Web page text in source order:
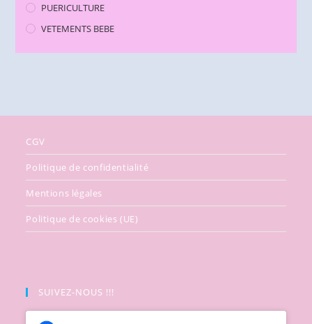
PUERICULTURE
VETEMENTS BEBE
CGV
Politique de confidentialité
Mentions légales
Politique de cookies (UE)
SUIVEZ-NOUS !!!